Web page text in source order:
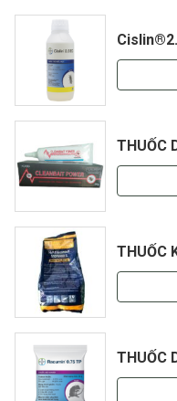
THUỐC
THUỐC
THUỐC